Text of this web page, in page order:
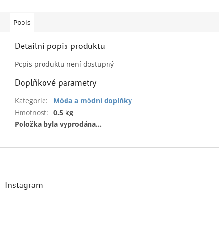
Popis
Detailní popis produktu
Popis produktu není dostupný
Doplňkové parametry
Kategorie:
Móda a módní doplňky
Hmotnost: 0.5 kg
Položka byla vyprodána…
Z
Instagram